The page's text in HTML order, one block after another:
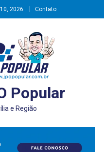
2026 Contato
Popular
e Região